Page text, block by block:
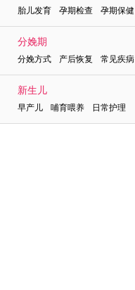
胎儿发育 孕期检查 孕期保健
分娩期
分娩方式 产后恢复 常见疾病
新生儿
早产儿 哺育喂养 日常护理